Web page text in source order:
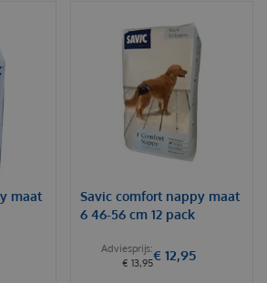
maat
Savic comfort nappy maat
6 46-56 cm 12 pack
€ 13,95€ 12,95